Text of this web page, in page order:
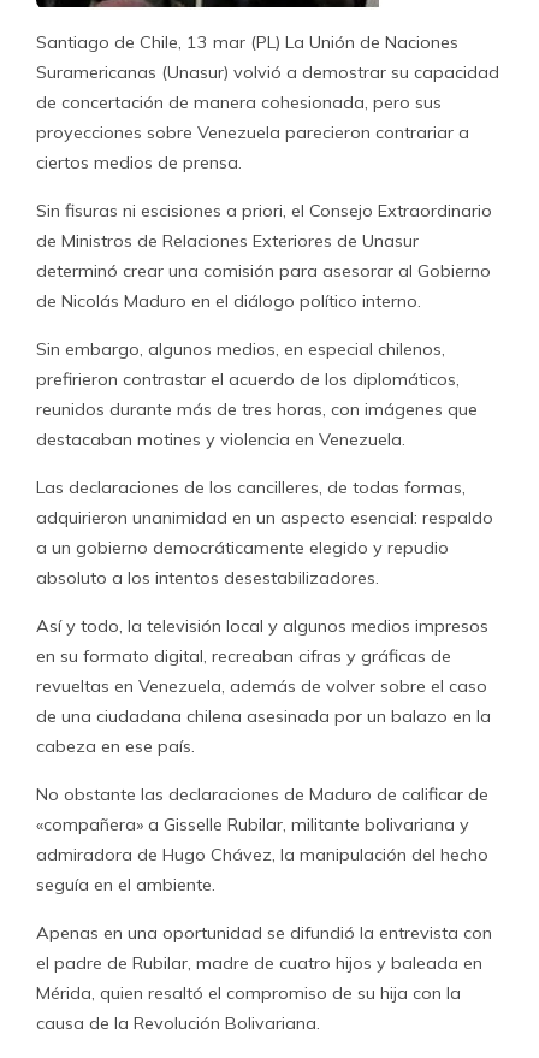
Santiago de Chile, 13 mar (PL) La Unión de Naciones
Suramericanas (Unasur) volvió a demostrar su capacidad
de concertación de manera cohesionada, pero sus
proyecciones sobre Venezuela parecieron contrariar a
ciertos medios de prensa.
Sin fisuras ni escisiones a priori, el Consejo Extraordinario
de Ministros de Relaciones Exteriores de Unasur
determinó crear una comisión para asesorar al Gobierno
de Nicolás Maduro en el diálogo político interno.
Sin embargo, algunos medios, en especial chilenos,
prefirieron contrastar el acuerdo de los diplomáticos,
reunidos durante más de tres horas, con imágenes que
destacaban motines y violencia en Venezuela.
Las declaraciones de los cancilleres, de todas formas,
adquirieron unanimidad en un aspecto esencial: respaldo
a un gobierno democráticamente elegido y repudio
absoluto a los intentos desestabilizadores.
Así y todo, la televisión local y algunos medios impresos
en su formato digital, recreaban cifras y gráficas de
revueltas en Venezuela, además de volver sobre el caso
de una ciudadana chilena asesinada por un balazo en la
cabeza en ese país.
No obstante las declaraciones de Maduro de calificar de
«compañera» a Gisselle Rubilar, militante bolivariana y
admiradora de Hugo Chávez, la manipulación del hecho
seguía en el ambiente.
Apenas en una oportunidad se difundió la entrevista con
el padre de Rubilar, madre de cuatro hijos y baleada en
Mérida, quien resaltó el compromiso de su hija con la
causa de la Revolución Bolivariana.